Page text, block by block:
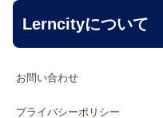
Lerncityについて
お問い合わせ
プライバシーポリシー